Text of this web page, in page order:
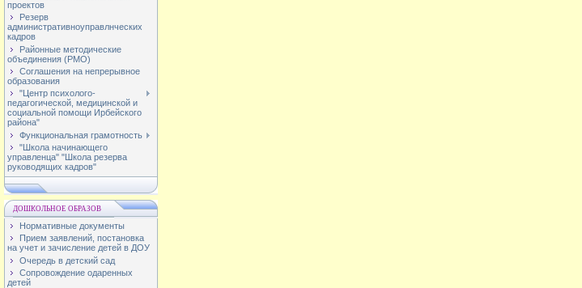
проектов
Резерв
административноуправлнческих
кадров
Районные методические
объединения (РМО)
Соглашения на непрерывное
образования
"Центр психолого-
педагогической, медицинской и
социальной помощи Ирбейского
района"
Функциональная грамотность
"Школа начинающего
управленца" "Школа резерва
руководящих кадров"
ДОШКОЛЬНОЕ ОБРАЗОВ
Нормативные документы
Прием заявлений, постановка
на учет и зачисление детей в ДОУ
Очередь в детский сад
Сопровождение одаренных
детей